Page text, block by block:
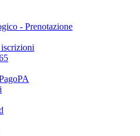
- Prenotazione